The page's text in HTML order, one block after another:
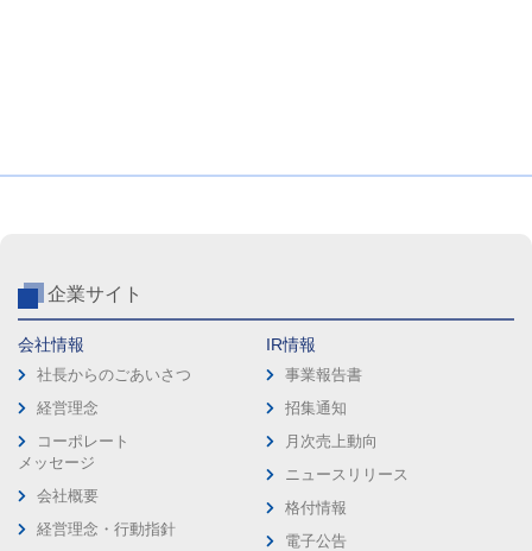
企業サイト
会社情報
社長からのごあいさつ
経営理念
コーポレート
メッセージ
会社概要
経営理念・行動指針
IR情報
事業報告書
招集通知
月次売上動向
ニュースリリース
格付情報
電子公告